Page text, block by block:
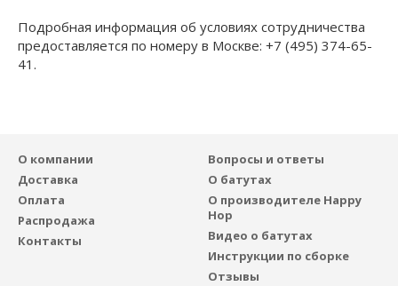
Подробная информация об условиях сотрудничества
предоставляется по номеру в Москве: +7 (495) 374-65-
41.
О компании
Доставка
Оплата
Распродажа
Контакты
Вопросы и ответы
О батутах
О производителе Happy
Hop
Видео о батутах
Инструкции по сборке
Отзывы